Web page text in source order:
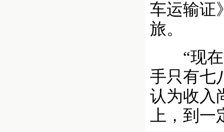
车运输证
旅。
“现在
手只有七
认为收入
上，到